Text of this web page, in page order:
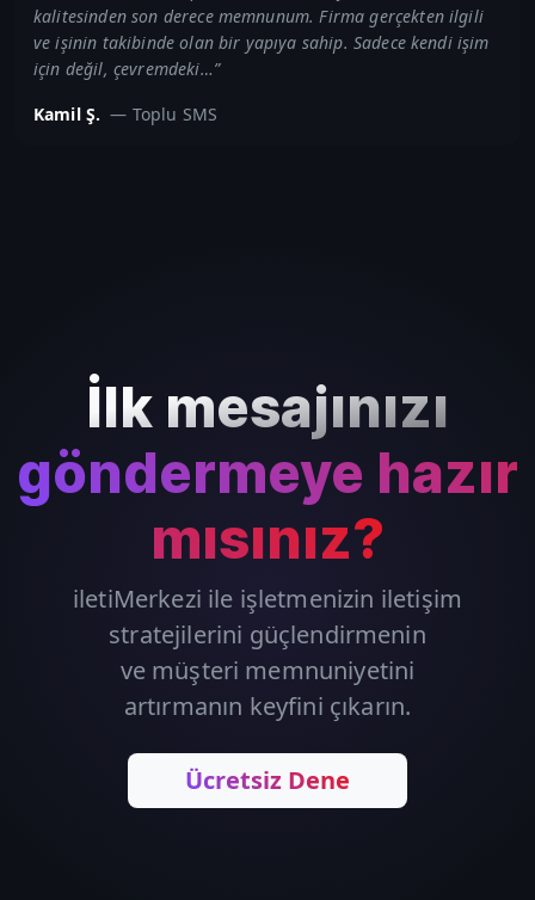
kalitesinden son derece memnunum. Firma gerçekten ilgili
ve işinin takibinde olan bir yapıya sahip. Sadece kendi işim
için değil, çevremdeki…”
Kamil Ş. — Toplu SMS
İlk mesajınızı
göndermeye hazır
mısınız?
iletiMerkezi ile işletmenizin iletişim
stratejilerini güçlendirmenin
ve müşteri memnuniyetini
artırmanın keyfini çıkarın.
Ücretsiz Dene